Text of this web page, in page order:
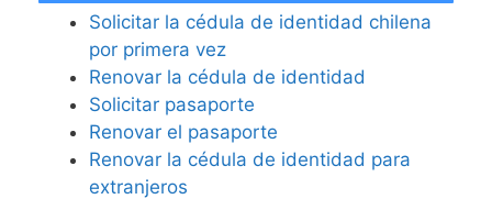
Solicitar la cédula de identidad chilena
por primera vez
Renovar la cédula de identidad
Solicitar pasaporte
Renovar el pasaporte
Renovar la cédula de identidad para
extranjeros